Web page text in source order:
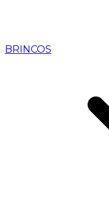
BRINCOS